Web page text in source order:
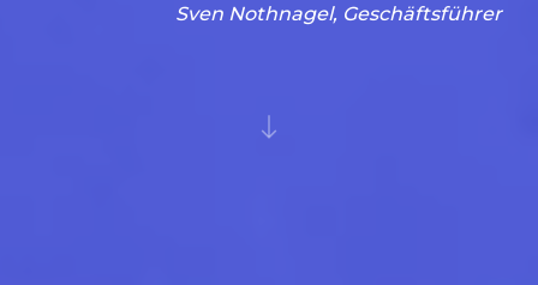
Sven Nothnagel, Geschäftsführer